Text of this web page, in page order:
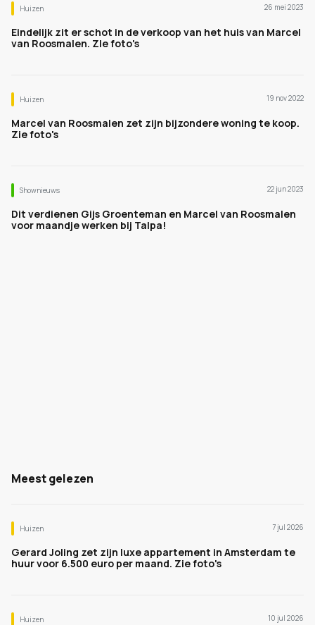
Huizen 26 mei 2023
Eindelijk zit er schot in de verkoop van het huis van Marcel
van Roosmalen. ZIe foto's
Huizen 19 nov 2022
Marcel van Roosmalen zet zijn bijzondere woning te koop.
Zie foto's
Shownieuws 22 jun 2023
Dit verdienen Gijs Groenteman en Marcel van Roosmalen
voor maandje werken bij Talpa!
Meest gelezen
Huizen 7 jul 2026
Gerard Joling zet zijn luxe appartement in Amsterdam te
huur voor 6.500 euro per maand. Zie foto's
Huizen 10 jul 2026